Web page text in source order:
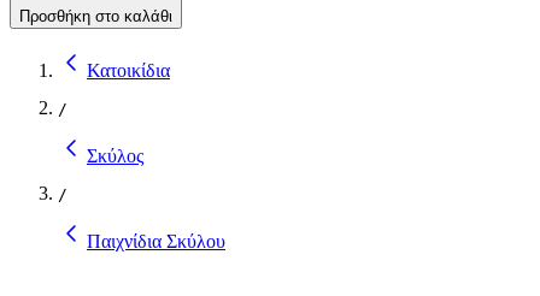
Προσθήκη στο καλάθι
Κατοικίδια
/
Σκύλος
/
Παιχνίδια Σκύλου